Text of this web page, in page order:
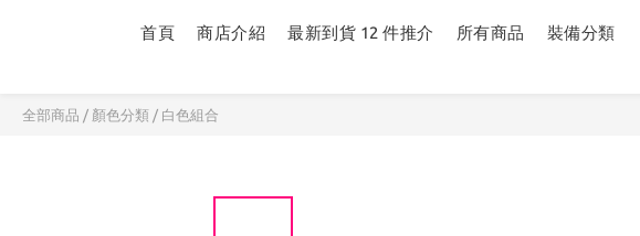
首頁 商店介紹 最新到貨 12 件推介 所有商品 裝備分類
全部商品 / 顏色分類 / 白色組合